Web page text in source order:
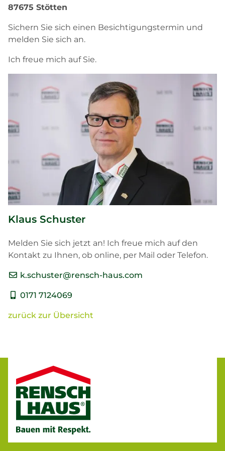
87675 Stötten
Sichern Sie sich einen Besichtigungstermin und
melden Sie sich an.
Ich freue mich auf Sie.
Klaus Schuster
Melden Sie sich jetzt an! Ich freue mich auf den
Kontakt zu Ihnen, ob online, per Mail oder Telefon.
k.schuster@rensch-haus.com
0171 7124069
zurück zur Übersicht